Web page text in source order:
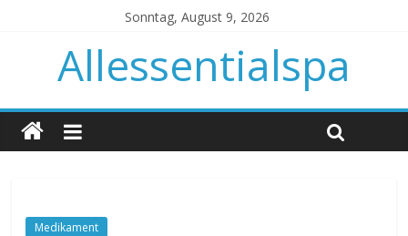
Sonntag, August 9, 2026
Allessentialspa
Medikament